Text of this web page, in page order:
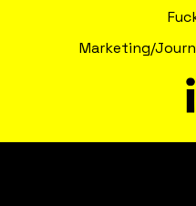
Marketing/